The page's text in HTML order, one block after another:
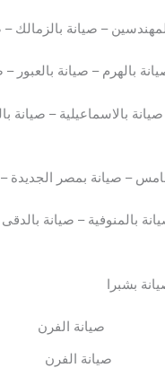
– صيانة بالزمالك
بالهرم – صيانة بالعبور
بالاسماعيلية – صيانة
– صيانة بمصر الجديدة –
بالمنوفية – صيانة
بشبرا
صيانة الفرن